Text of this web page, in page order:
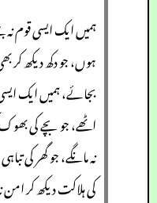
ہمیں ایک ایسی قوم
ہوں، جو دکھ دیکھ
بجائے، ہمیں ایک
اٹھے، جو بچے کی
نہ مانگے، جو گھر کی
کی ہلاکت دیکھ کر امن